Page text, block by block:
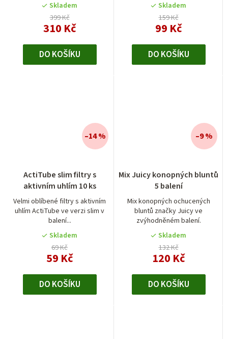
5
hvězdiček.
Skladem
399 Kč
310 Kč
DO KOŠÍKU
5
hvězdiček.
Skladem
159 Kč
99 Kč
DO KOŠÍKU
ActiTube slim filtry s
aktivním uhlím 10 ks
Velmi oblíbené filtry s aktivním
uhlím ActiTube ve verzi slim v
balení...
Skladem
69 Kč
59 Kč
–14 %
DO KOŠÍKU
Mix Juicy konopných bluntů
5 balení
Mix konopných ochucených
bluntů značky Juicy ve
zvýhodněném balení.
hodnocení
produktu
je
5,0
z
5
hvězdiček.
Skladem
132 Kč
120 Kč
–9 %
DO KOŠÍKU